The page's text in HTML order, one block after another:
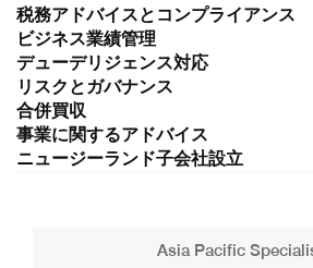
税務アドバイスとコンプライアンス
ビジネス業績管理
デューデリジェンス対応
リスクとガバナンス
合併買収
事業に関するアドバイス
ニュージーランド子会社設立
Asia Pacific